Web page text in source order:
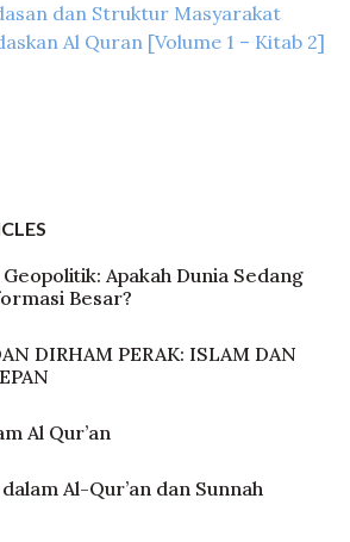
dan Struktur Masyarakat
Al Quran [Volume 1 – Kitab 2]
Apakah Dunia Sedang
Besar?
DIRHAM PERAK: ISLAM DAN
Al Qur’an
Al-Qur’an dan Sunnah